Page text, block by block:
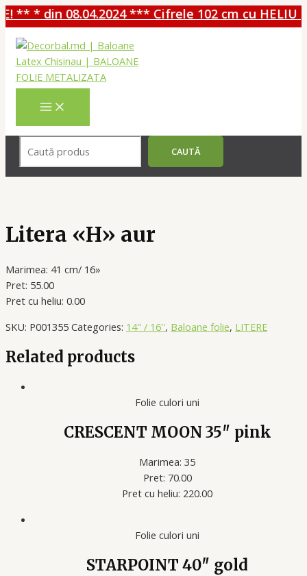
** * din 08.04.2024 *** Cifrele 102 cm cu HELIU -
Перейти
содержимому
MAIN
MENU
CAUTĂ
Litera «H» aur
Marimea: 41 cm/ 16»
Pret: 55.00
Pret cu heliu: 0.00
SKU: P001355 Categories: 14" / 16'', Baloane folie, LITERE
Related products
Folie culori uni
CRESCENT MOON 35″ pink
Marimea: 35
Pret: 70.00
Pret cu heliu: 220.00
Folie culori uni
STARPOINT 40″ gold